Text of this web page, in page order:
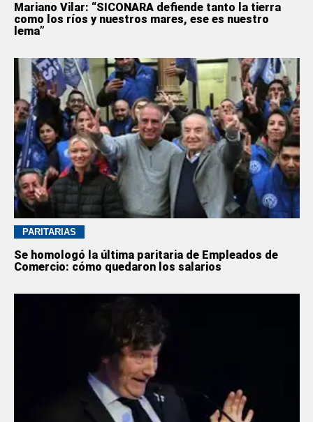
Mariano Vilar: “SICONARA defiende tanto la tierra
como los ríos y nuestros mares, ese es nuestro
lema”
PARITARIAS
Se homologó la última paritaria de Empleados de
Comercio: cómo quedaron los salarios